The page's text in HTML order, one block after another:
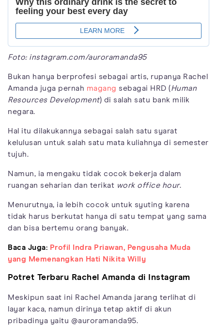
Foto: instagram.com/auroramanda95
Bukan hanya berprofesi sebagai artis, rupanya Rachel
Amanda juga pernah magang sebagai HRD (Human
Resources Development) di salah satu bank milik
negara.
Hal itu dilakukannya sebagai salah satu syarat
kelulusan untuk salah satu mata kuliahnya di semester
tujuh.
Namun, ia mengaku tidak cocok bekerja dalam
ruangan seharian dan terikat work office hour.
Menurutnya, ia lebih cocok untuk syuting karena
tidak harus berkutat hanya di satu tempat yang sama
dan bisa bertemu orang banyak.
Baca Juga: Profil Indra Priawan, Pengusaha Muda
yang Memenangkan Hati Nikita Willy
Potret Terbaru Rachel Amanda di Instagram
Meskipun saat ini Rachel Amanda jarang terlihat di
layar kaca, namun dirinya tetap aktif di akun
pribadinya yaitu @auroramanda95.